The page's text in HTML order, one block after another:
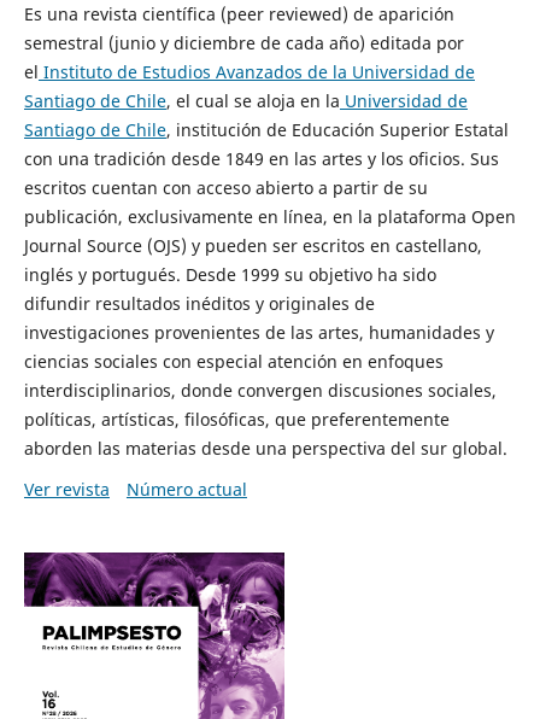
Es una revista científica (peer reviewed) de aparición
semestral (junio y diciembre de cada año) editada por
el Instituto de Estudios Avanzados de la Universidad de
Santiago de Chile, el cual se aloja en la Universidad de
Santiago de Chile, institución de Educación Superior Estatal
con una tradición desde 1849 en las artes y los oficios. Sus
escritos cuentan con acceso abierto a partir de su
publicación, exclusivamente en línea, en la plataforma Open
Journal Source (OJS) y pueden ser escritos en castellano,
inglés y portugués. Desde 1999 su objetivo ha sido
difundir resultados inéditos y originales de
investigaciones provenientes de las artes, humanidades y
ciencias sociales con especial atención en enfoques
interdisciplinarios, donde convergen discusiones sociales,
políticas, artísticas, filosóficas, que preferentemente
aborden las materias desde una perspectiva del sur global.
Ver revista
Número actual